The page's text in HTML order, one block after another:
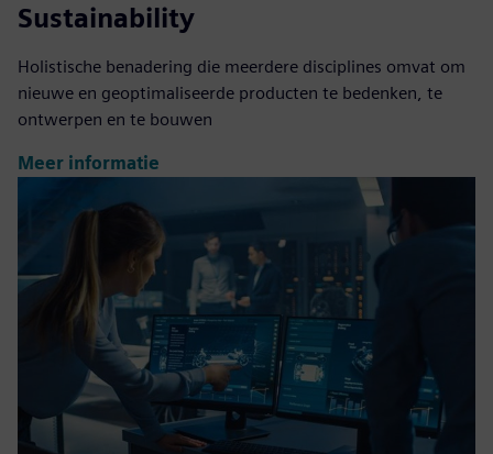
Sustainability
Holistische benadering die meerdere disciplines omvat om
nieuwe en geoptimaliseerde producten te bedenken, te
ontwerpen en te bouwen
Meer informatie